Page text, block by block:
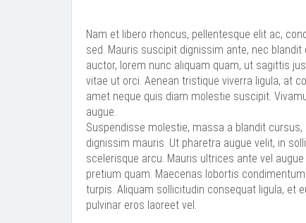
Nam et libero rhoncus, pellentesque elit ac,
sed. Mauris suscipit dignissim ante, nec
auctor, lorem nunc aliquam quam, ut sagittis
vitae ut orci. Aenean tristique viverra ligula, at
amet neque quis diam molestie suscipit.
augue.
Suspendisse molestie, massa a blandit
dignissim mauris. Ut pharetra augue velit, in
scelerisque arcu. Mauris ultrices ante vel
pretium quam. Maecenas lobortis
turpis. Aliquam sollicitudin consequat ligula, et
pulvinar eros laoreet vel.